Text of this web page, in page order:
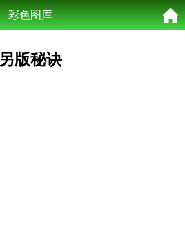
彩色图库
另版秘诀